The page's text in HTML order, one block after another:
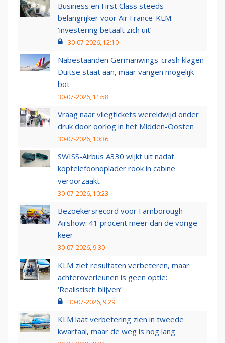
Business en First Class steeds
belangrijker voor Air France-KLM:
‘investering betaalt zich uit’
30-07-2026, 12:10
Nabestaanden Germanwings-crash klagen
Duitse staat aan, maar vangen mogelijk
bot
30-07-2026, 11:58
Vraag naar vliegtickets wereldwijd onder
druk door oorlog in het Midden-Oosten
30-07-2026, 10:36
SWISS-Airbus A330 wijkt uit nadat
koptelefoonoplader rook in cabine
veroorzaakt
30-07-2026, 10:23
Bezoekersrecord voor Farnborough
Airshow: 41 procent meer dan de vorige
keer
30-07-2026, 9:30
KLM ziet resultaten verbeteren, maar
achteroverleunen is geen optie:
‘Realistisch blijven’
30-07-2026, 9:29
KLM laat verbetering zien in tweede
kwartaal, maar de weg is nog lang